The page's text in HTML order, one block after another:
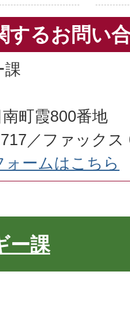
するお問い
課
町霞800番地
／ファックス
ームはこちら
ー課